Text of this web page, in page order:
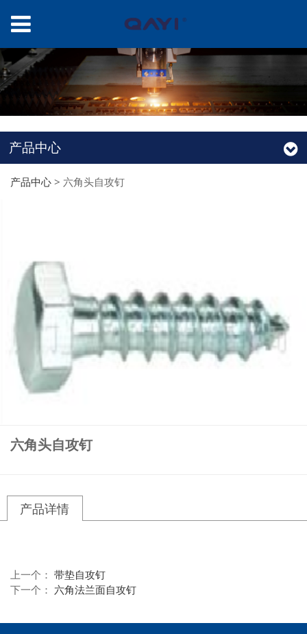
产品中心
产品中心 > 六角头自攻钉
六角头自攻钉
产品详情
上一个：带垫自攻钉
下一个： 六角法兰面自攻钉